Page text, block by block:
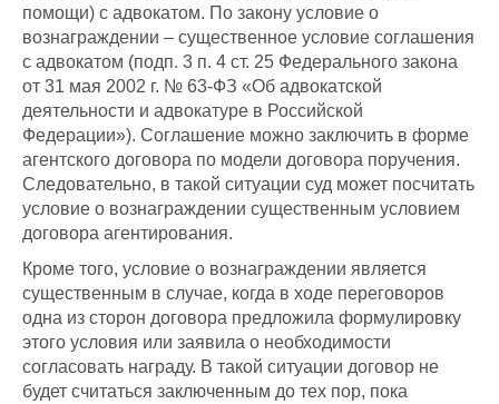
помощи) с адвокатом. По закону условие о
вознаграждении – существенное условие соглашения
с адвокатом (подп. 3 п. 4 ст. 25 Федерального закона
от 31 мая 2002 г. № 63-ФЗ «Об адвокатской
деятельности и адвокатуре в Российской
Федерации»). Соглашение можно заключить в форме
агентского договора по модели договора поручения.
Следовательно, в такой ситуации суд может посчитать
условие о вознаграждении существенным условием
договора агентирования.
Кроме того, условие о вознаграждении является
существенным в случае, когда в ходе переговоров
одна из сторон договора предложила формулировку
этого условия или заявила о необходимости
согласовать награду. В такой ситуации договор не
будет считаться заключенным до тех пор, пока